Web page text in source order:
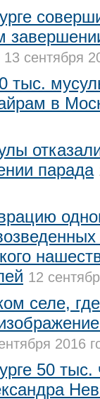
13 сентября
тыс.
в
парада
12
селе,
2016
50 тыс.